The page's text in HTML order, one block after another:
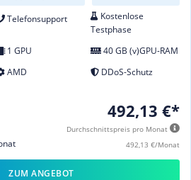
Telefonsupport
Kostenlose
Testphase
1 GPU
40 GB (v)GPU-RAM
AMD
DDoS-Schutz
492,13 €*
Durchschnittspreis pro Monat
492,13 €/Monat
ZUM ANGEBOT